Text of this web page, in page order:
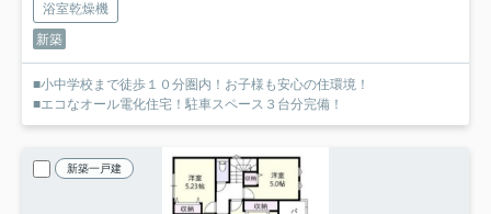
浴室乾燥機
新築
■小中学校まで徒歩１０分圏内！お子様も安心の住環境！
■エコなオール電化住宅！駐車スペース３台分完備！
新築一戸建